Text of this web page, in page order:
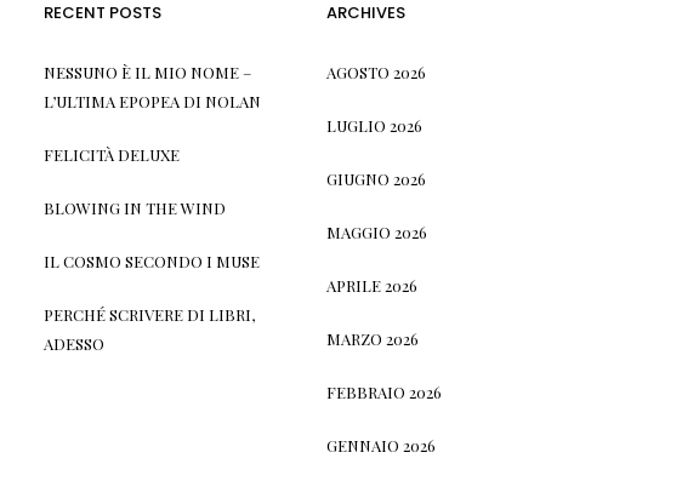
RECENT POSTS
NESSUNO È IL MIO NOME –
L’ULTIMA EPOPEA DI NOLAN
FELICITÀ DELUXE
BLOWING IN THE WIND
IL COSMO SECONDO I MUSE
PERCHÉ SCRIVERE DI LIBRI,
ADESSO
ARCHIVES
AGOSTO 2026
LUGLIO 2026
GIUGNO 2026
MAGGIO 2026
APRILE 2026
MARZO 2026
FEBBRAIO 2026
GENNAIO 2026